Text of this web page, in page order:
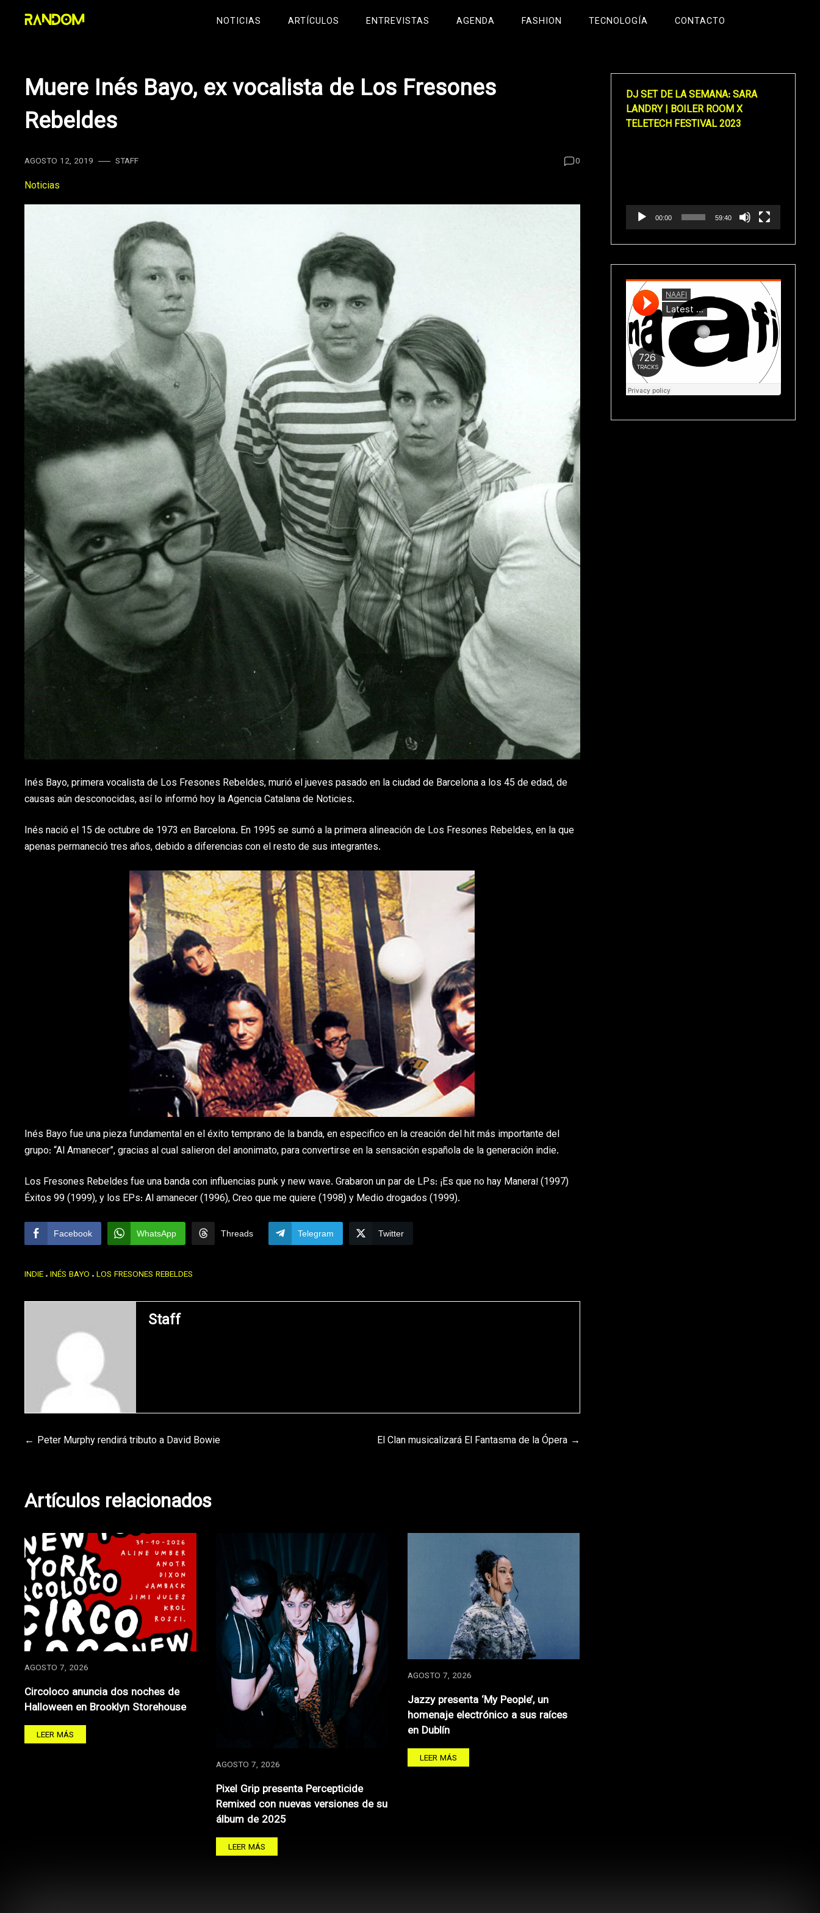
NOTICIAS ARTÍCULOS ENTREVISTAS AGENDA FASHION TECNOLOGÍA CONTACTO
Muere Inés Bayo, ex vocalista de Los Fresones
Rebeldes
AGOSTO 12, 2019 STAFF 0
Noticias
Inés Bayo, primera vocalista de Los Fresones Rebeldes, murió el jueves pasado en la ciudad de Barcelona a los 45 de edad, de
causas aún desconocidas, así lo informó hoy la Agencia Catalana de Noticies.
Inés nació el 15 de octubre de 1973 en Barcelona. En 1995 se sumó a la primera alineación de Los Fresones Rebeldes, en la que
apenas permaneció tres años, debido a diferencias con el resto de sus integrantes.
Inés Bayo fue una pieza fundamental en el éxito temprano de la banda, en especifico en la creación del hit más importante del
grupo: “Al Amanecer”, gracias al cual salieron del anonimato, para convertirse en la sensación española de la generación indie.
Los Fresones Rebeldes fue una banda con influencias punk y new wave. Grabaron un par de LPs: ¡Es que no hay Manera! (1997)
Éxitos 99 (1999), y los EPs: Al amanecer (1996), Creo que me quiere (1998) y Medio drogados (1999).
Facebook WhatsApp Threads Telegram Twitter
INDIE INÉS BAYO LOS FRESONES REBELDES
Staff
Navegación
entradas
Peter Murphy rendirá tributo a David Bowie El Clan musicalizará El Fantasma de la Ópera
Artículos relacionados
AGOSTO 7, 2026
Circoloco anuncia dos noches de
Halloween en Brooklyn Storehouse
LEER MÁS
AGOSTO 7, 2026
Pixel Grip presenta Percepticide
Remixed con nuevas versiones de su
álbum de 2025
LEER MÁS
AGOSTO 7, 2026
Jazzy presenta ‘My People’, un
homenaje electrónico a sus raíces
en Dublín
LEER MÁS
DJ SET DE LA SEMANA: SARA
LANDRY | BOILER ROOM X
TELETECH FESTIVAL 2023
00:00 59:40